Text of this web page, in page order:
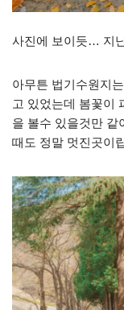
사진에 보이듯… 지
아무튼 법기수원지
고 있었는데 봄꽃이
을 볼수 있을것만 같
때도 정말 멋진곳이